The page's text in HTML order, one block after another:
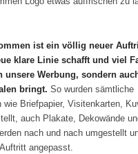
ist ein völlig neuer
klare Linie schafft und viel
unsere Werbung, sondern
bringt. So wurden sämtliche
wie Briefpapier, Visitenkarten,
auch Plakate, Dekowände
nach und nach umgestellt
angepasst.